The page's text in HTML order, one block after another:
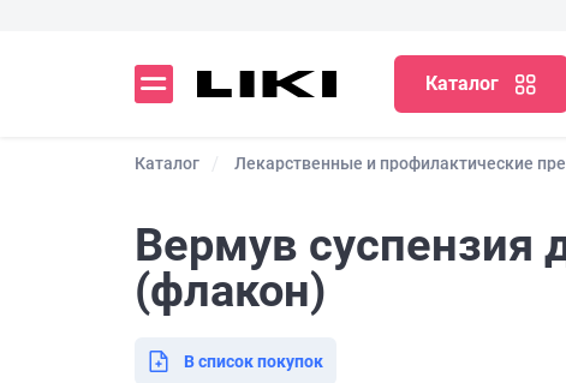
Каталог
Каталог Лекарственные и профилактические
Вермув суспензия
(флакон)
В список покупок